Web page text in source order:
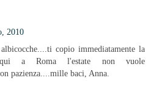
2010
copio immediatamente la
qui a Roma l'estate non vuole
pazienza....mille baci, Anna.